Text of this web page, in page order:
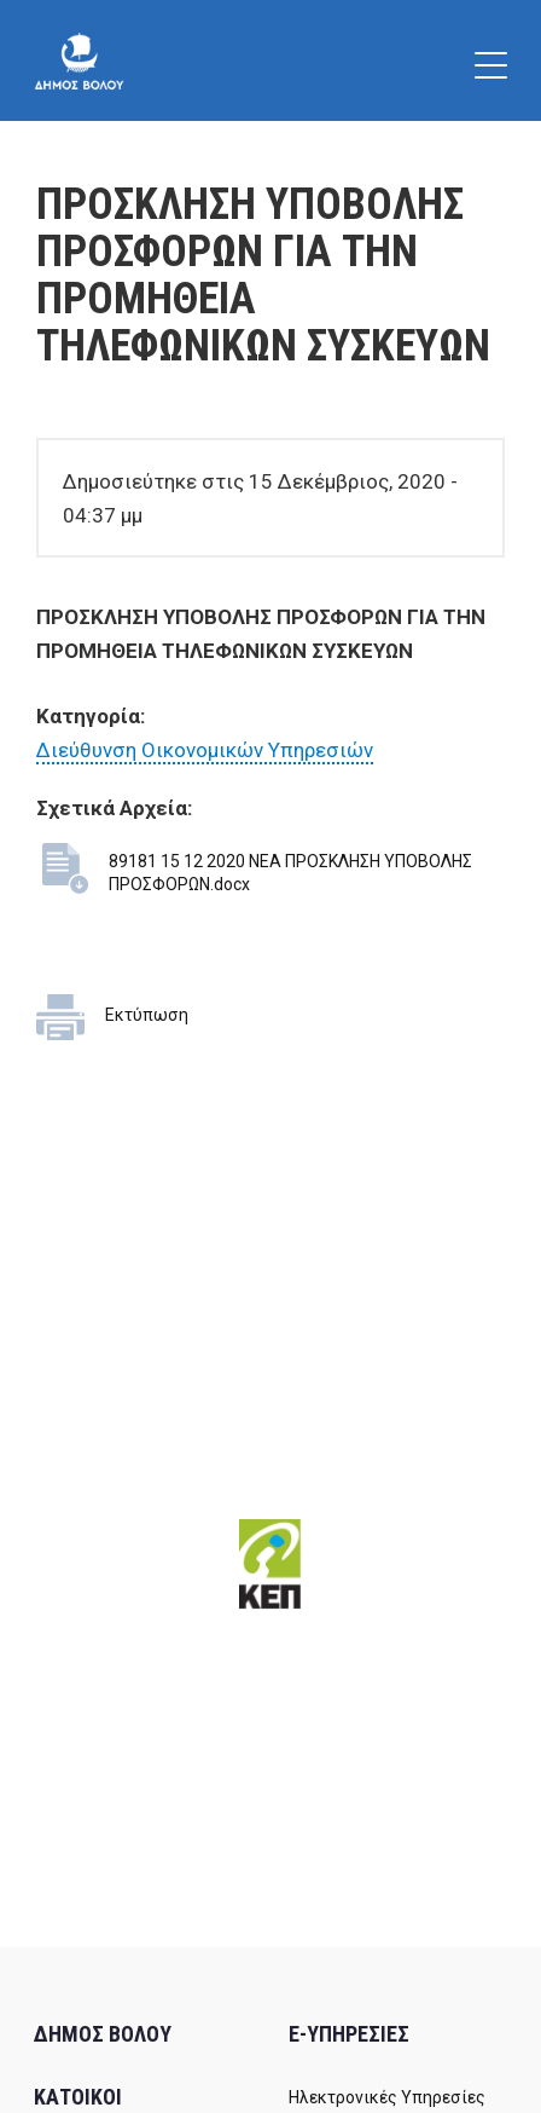
ΠΡΟΣΚΛΗΣΗ ΥΠΟΒΟΛΗΣ
ΠΡΟΣΦΟΡΩΝ ΓΙΑ ΤΗΝ
ΠΡΟΜΗΘΕΙΑ
ΤΗΛΕΦΩΝΙΚΩΝ ΣΥΣΚΕΥΩΝ
Δημοσιεύτηκε στις 15 Δεκέμβριος, 2020 -
04:37 μμ
ΠΡΟΣΚΛΗΣΗ ΥΠΟΒΟΛΗΣ ΠΡΟΣΦΟΡΩΝ ΓΙΑ ΤΗΝ
ΠΡΟΜΗΘΕΙΑ ΤΗΛΕΦΩΝΙΚΩΝ ΣΥΣΚΕΥΩΝ
Κατηγορία:
Διεύθυνση Οικονομικών Υπηρεσιών
Σχετικά Αρχεία:
89181 15 12 2020 ΝΕΑ ΠΡΟΣΚΛΗΣΗ ΥΠΟΒΟΛΗΣ
ΠΡΟΣΦΟΡΩΝ.docx
Εκτύπωση
ΔΗΜΟΣ ΒΟΛΟΥ
ΚΑΤΟΙΚΟΙ
E-ΥΠΗΡΕΣΙΕΣ
Ηλεκτρονικές Υπηρεσίες